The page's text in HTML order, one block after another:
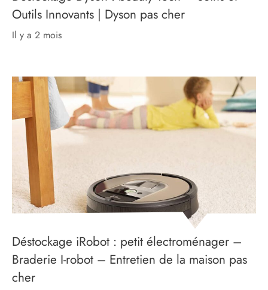
Outils Innovants | Dyson pas cher
il y a 2 mois
Déstockage iRobot : petit électroménager –
Braderie I-robot – Entretien de la maison pas
cher